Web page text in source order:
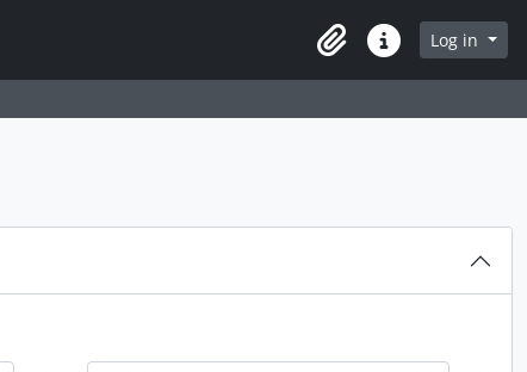
ClipboardQuick linksLog in